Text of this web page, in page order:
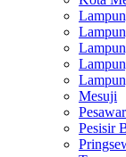
Mesuji
Pesisir